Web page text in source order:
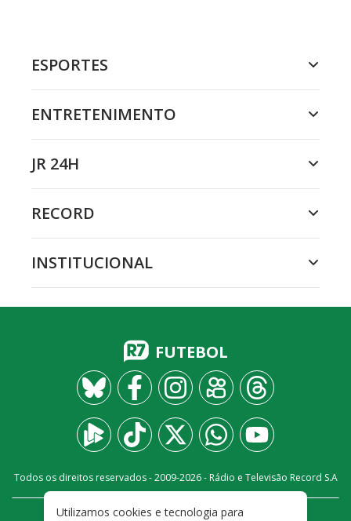
ESPORTES
ENTRETENIMENTO
JR 24H
RECORD
INSTITUCIONAL
FUTEBOL
Todos os direitos reservados - 2009-2026- Rádio e Televisão Record S.A
Utilizamos cookies e tecnologia para